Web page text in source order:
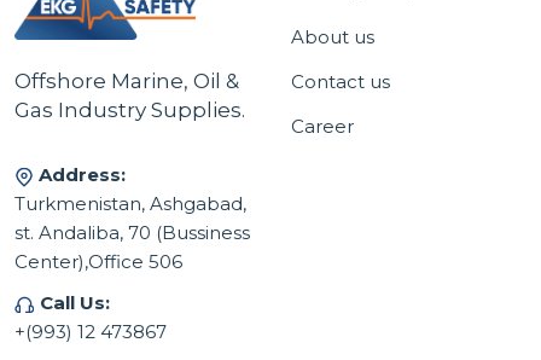
Offshore Marine, Oil &
Gas Industry Supplies.
Address:
Turkmenistan, Ashgabad,
st. Andaliba, 70 (Bussiness
Center),Office 506
Call Us:
+(993) 12 473867
About us
Contact us
Career